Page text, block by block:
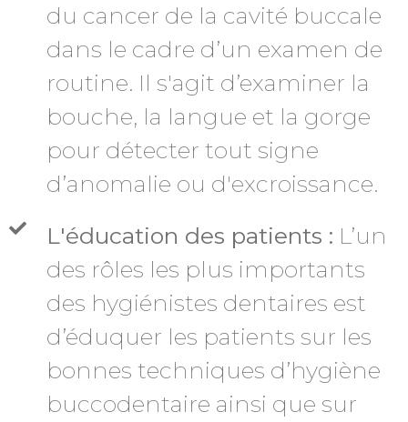
du cancer de la cavité buccale
dans le cadre d’un examen de
routine. Il s'agit d’examiner la
bouche, la langue et la gorge
pour détecter tout signe
d’anomalie ou d'excroissance.
L'éducation des patients : L’un
des rôles les plus importants
des hygiénistes dentaires est
d’éduquer les patients sur les
bonnes techniques d’hygiène
buccodentaire ainsi que sur